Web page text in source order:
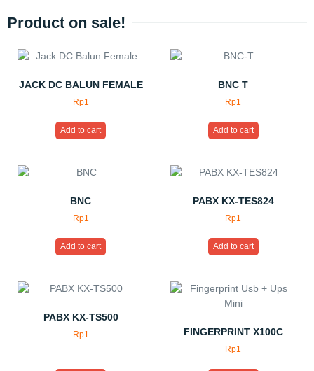
Product on sale!
JACK DC BALUN FEMALE
Rp1
Add to cart
BNC T
Rp1
Add to cart
BNC
Rp1
Add to cart
PABX KX-TES824
Rp1
Add to cart
PABX KX-TS500
Rp1 FINGERPRINT X100C
Rp1